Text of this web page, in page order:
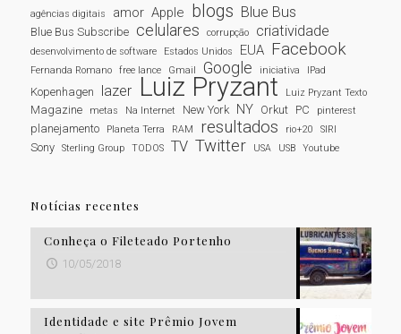
agências digitais amor Apple blogs Blue Bus
Blue Bus Subscribe celulares corrupção criatividade
desenvolvimento de software Estados Unidos EUA Facebook
Fernanda Romano free lance Gmail Google iniciativa IPad
Kopenhagen lazer Luiz Pryzant Luiz Pryzant Texto
Magazine metas Na Internet New York NY Orkut PC pinterest
planejamento Planeta Terra RAM resultados rio+20 SIRI
Sony Sterling Group TODOS TV Twitter USA USB Youtube
Notícias recentes
Conheça o Fileteado Portenho
10/05/2018
Identidade e site Prêmio Jovem